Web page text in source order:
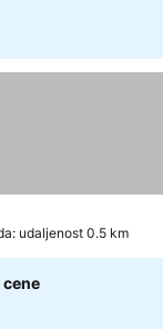
udaljenost 0.5 km
cene